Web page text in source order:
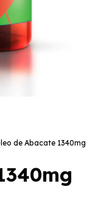
de Abacate 1340mg